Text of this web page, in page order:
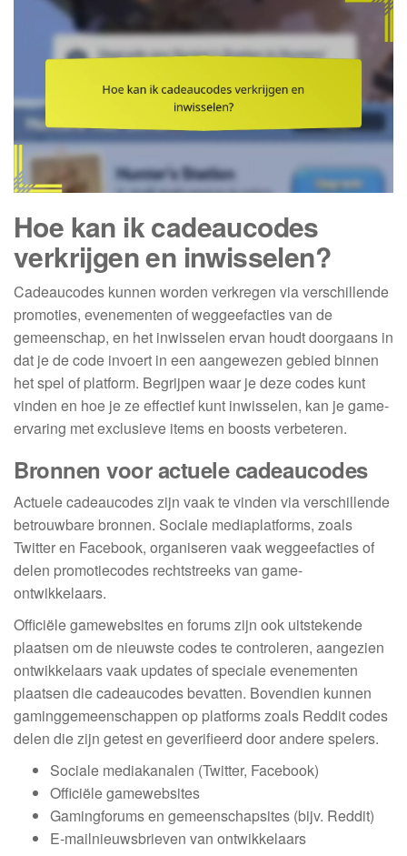
Hoe kan ik cadeaucodes
verkrijgen en inwisselen?
Cadeaucodes kunnen worden verkregen via verschillende
promoties, evenementen of weggeefacties van de
gemeenschap, en het inwisselen ervan houdt doorgaans in
dat je de code invoert in een aangewezen gebied binnen
het spel of platform. Begrijpen waar je deze codes kunt
vinden en hoe je ze effectief kunt inwisselen, kan je game-
ervaring met exclusieve items en boosts verbeteren.
Bronnen voor actuele cadeaucodes
Actuele cadeaucodes zijn vaak te vinden via verschillende
betrouwbare bronnen. Sociale mediaplatforms, zoals
Twitter en Facebook, organiseren vaak weggeefacties of
delen promotiecodes rechtstreeks van game-
ontwikkelaars.
Officiële gamewebsites en forums zijn ook uitstekende
plaatsen om de nieuwste codes te controleren, aangezien
ontwikkelaars vaak updates of speciale evenementen
plaatsen die cadeaucodes bevatten. Bovendien kunnen
gaminggemeenschappen op platforms zoals Reddit codes
delen die zijn getest en geverifieerd door andere spelers.
Sociale mediakanalen (Twitter, Facebook)
Officiële gamewebsites
Gamingforums en gemeenschapsites (bijv. Reddit)
E-mailnieuwsbrieven van ontwikkelaars